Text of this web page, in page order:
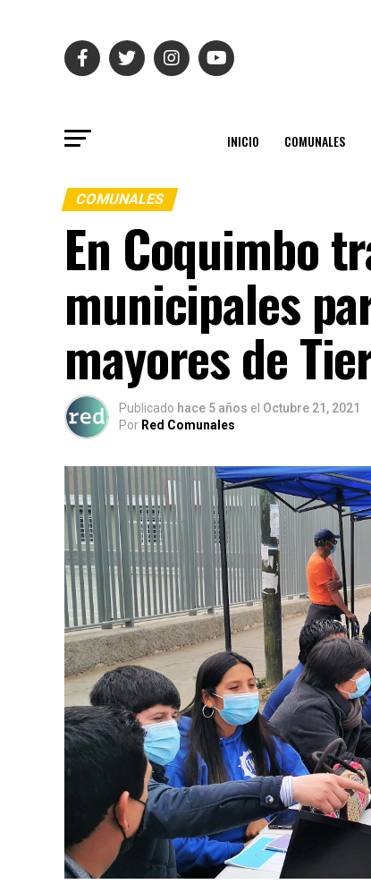
INICIO COMUNALES
COMUNALES
En Coquimbo
municipales
mayores de
Publicado hace 5 años el Octubre 21, 2021
Por Red Comunales